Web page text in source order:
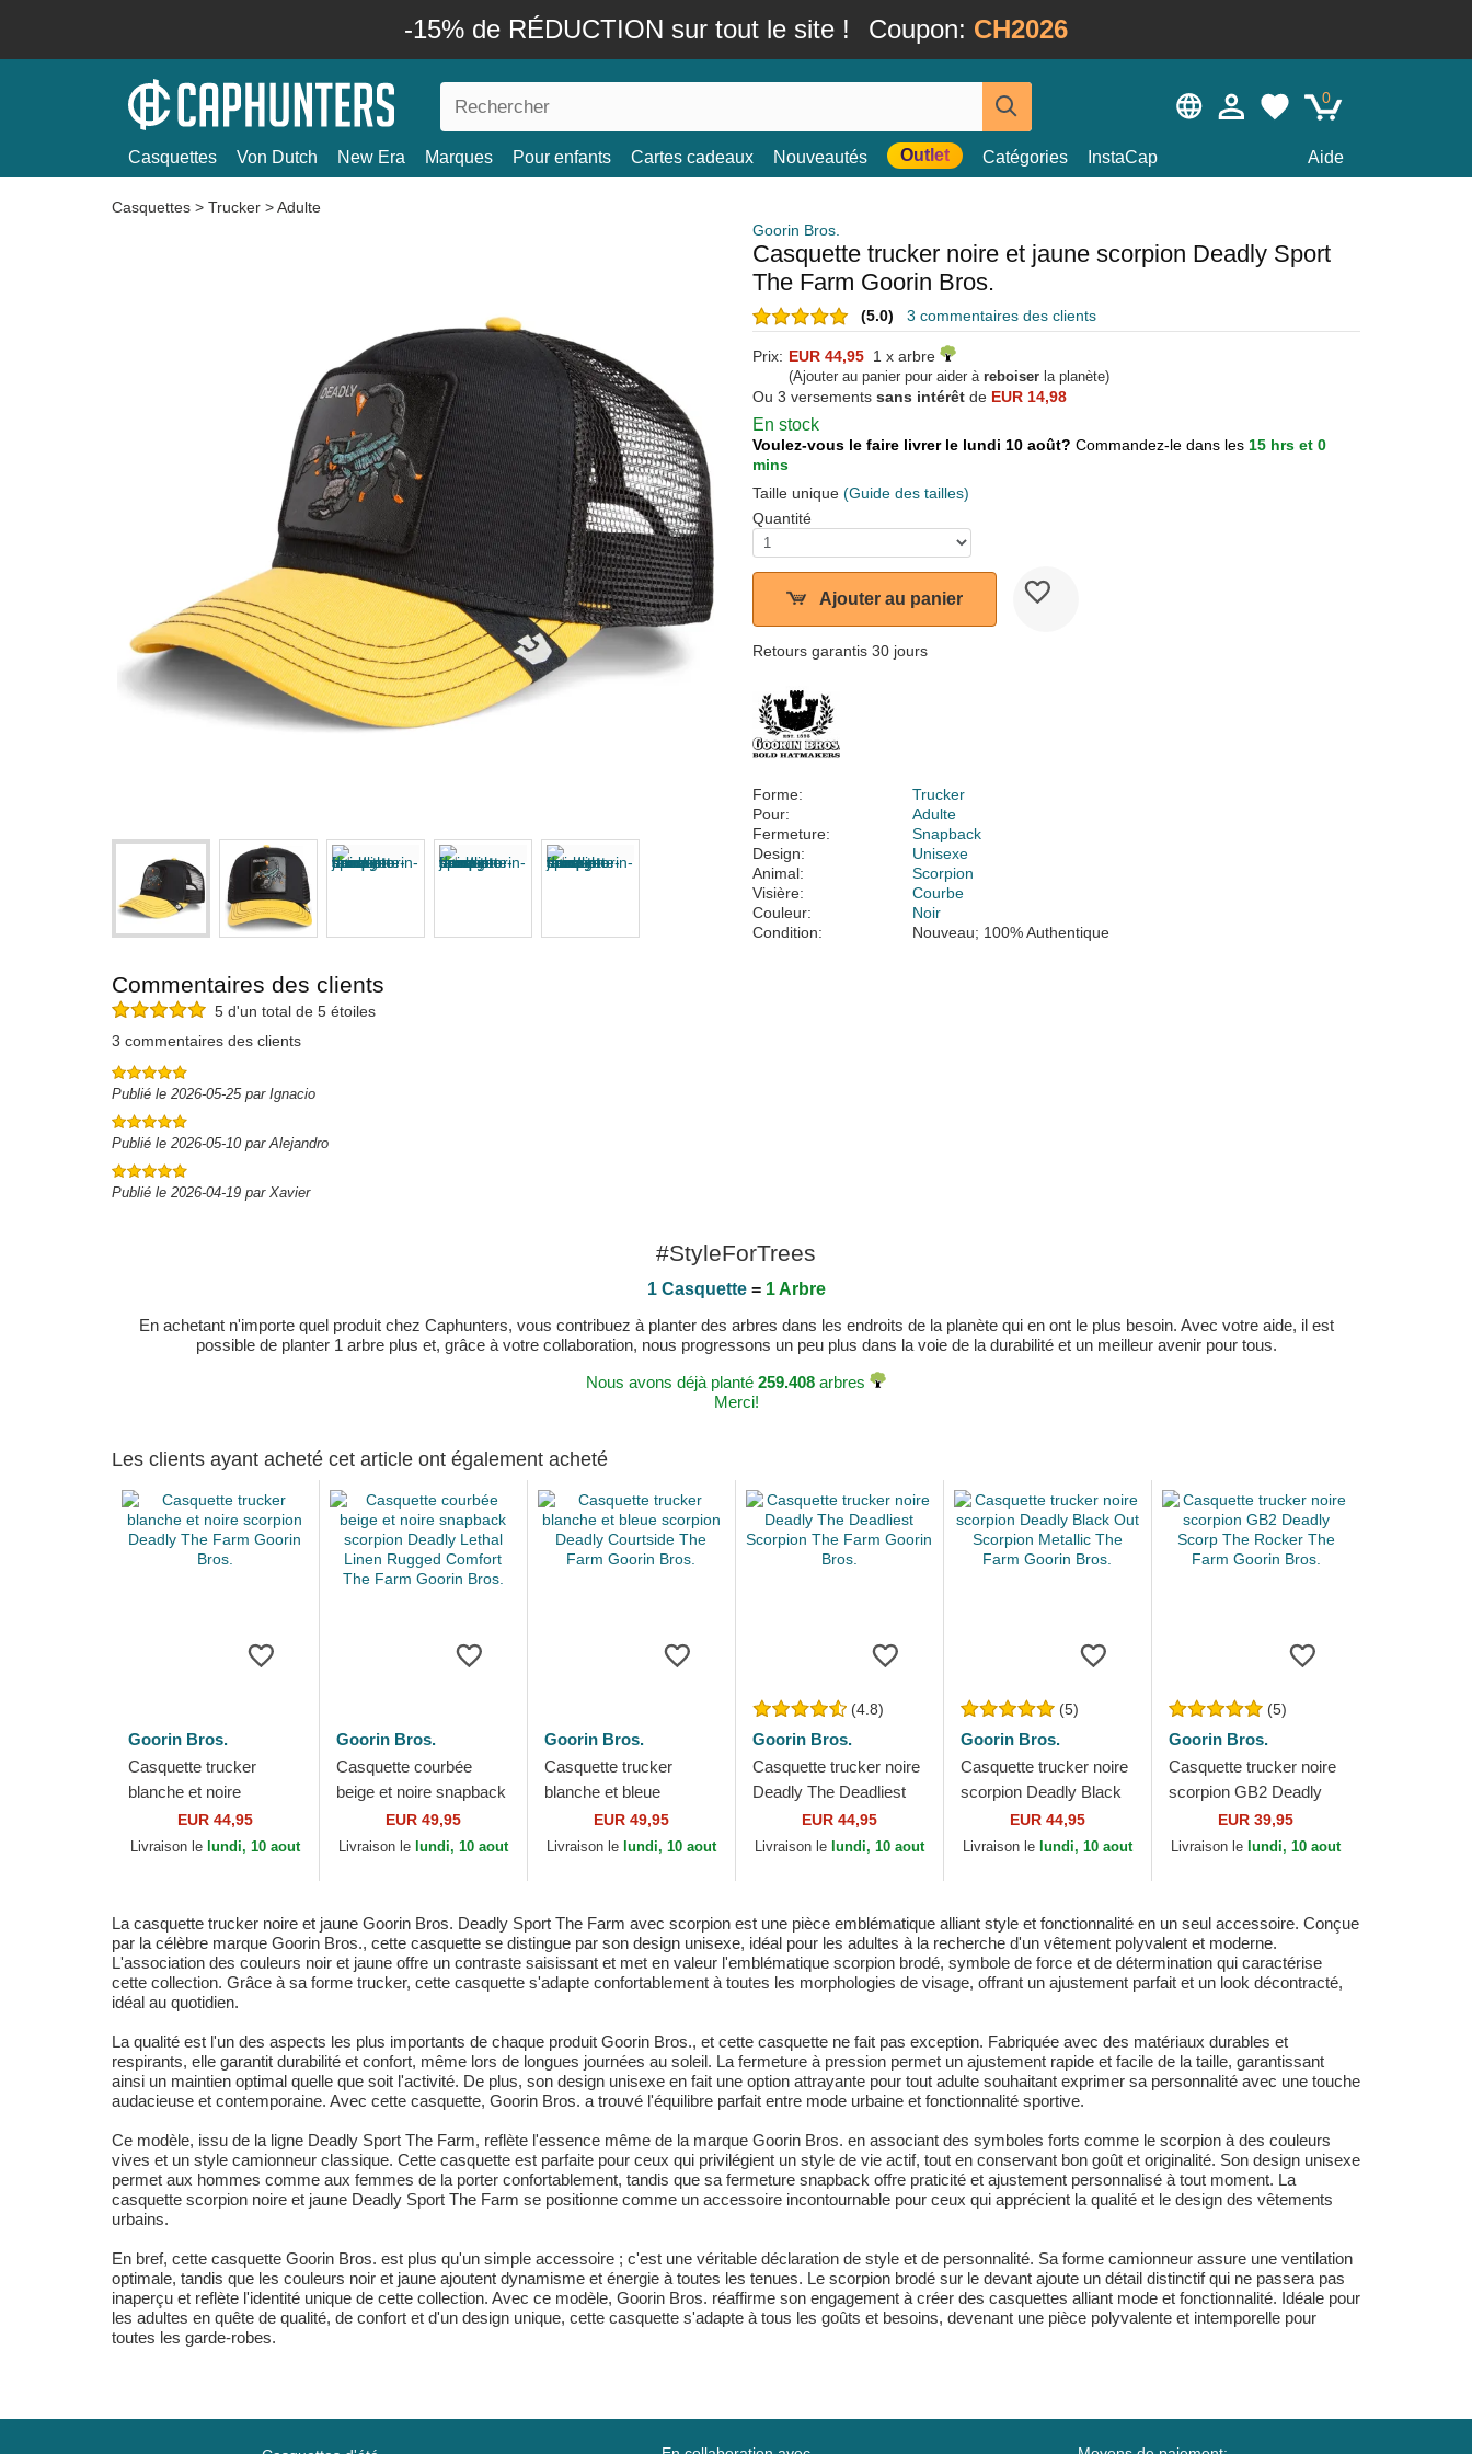
-15% de RÉDUCTION sur tout le site ! Coupon: CH2026
0
Casquettes Von Dutch New Era Marques Pour enfants Cartes cadeaux Nouveautés Outlet Catégories InstaCap Aide
Casquettes > Trucker >Adulte
Goorin Bros.
Casquette trucker noire et jaune scorpion Deadly Sport
The Farm Goorin Bros.
(5.0) 3 commentaires des clients
Prix: EUR 44,95 1 x arbre
(Ajouter au panier pour aider à reboiser la planète)
Ou 3 versements sans intérêt de EUR 14,98
En stock
Voulez-vous le faire livrer le lundi 10 août? Commandez-le dans les 15 hrs et 0
mins
Taille unique (Guide des tailles)
Quantité
Ajouter au panier
Retours garantis 30 jours
Forme:
Trucker
Pour:
Adulte
Fermeture:
Snapback
Design:
Unisexe
Animal:
Scorpion
Visière:
Courbe
Couleur:
Noir
Condition:
Nouveau; 100% Authentique
Commentaires des clients
5 d'un total de 5 étoiles
3 commentaires des clients
Publié le 2026-05-25 par Ignacio
Publié le 2026-05-10 par Alejandro
Publié le 2026-04-19 par Xavier
#StyleForTrees
1 Casquette= 1 Arbre
En achetant n'importe quel produit chez Caphunters, vous contribuez à planter des arbres dans les endroits de la planète qui en ont le plus besoin. Avec votre aide, il est
possible de planter 1 arbre plus et, grâce à votre collaboration, nous progressons un peu plus dans la voie de la durabilité et un meilleur avenir pour tous.
Nous avons déjà planté 259.408 arbres
Merci!
Les clients ayant acheté cet article ont également acheté
Goorin Bros.
Casquette trucker
blanche et noire
scorpion Deadly The
Farm Goorin Bros.
EUR 44,95
Livraison le lundi, 10 aout
Goorin Bros.
Casquette courbée
beige et noire snapback
scorpion Deadly Lethal
Linen Rugged Comfort
EUR 49,95
Livraison le lundi, 10 aout
Goorin Bros.
Casquette trucker
blanche et bleue
scorpion Deadly
Courtside The Farm
EUR 49,95
Livraison le lundi, 10 aout
(4.8)
Goorin Bros.
Casquette trucker noire
Deadly The Deadliest
Scorpion The Farm
Goorin Bros.
EUR 44,95
Livraison le lundi, 10 aout
(5)
Goorin Bros.
Casquette trucker noire
scorpion Deadly Black
Out Scorpion Metallic
The Farm Goorin Bros.
EUR 44,95
Livraison le lundi, 10 aout
(5)
Goorin Bros.
Casquette trucker noire
scorpion GB2 Deadly
Scorp The Rocker The
Farm Goorin Bros.
EUR 39,95
Livraison le lundi, 10 aout
La casquette trucker noire et jaune Goorin Bros. Deadly Sport The Farm avec scorpion est une pièce emblématique alliant style et fonctionnalité en un seul accessoire. Conçue
par la célèbre marque Goorin Bros., cette casquette se distingue par son design unisexe, idéal pour les adultes à la recherche d'un vêtement polyvalent et moderne.
L'association des couleurs noir et jaune offre un contraste saisissant et met en valeur l'emblématique scorpion brodé, symbole de force et de détermination qui caractérise
cette collection. Grâce à sa forme trucker, cette casquette s'adapte confortablement à toutes les morphologies de visage, offrant un ajustement parfait et un look décontracté,
idéal au quotidien.
La qualité est l'un des aspects les plus importants de chaque produit Goorin Bros., et cette casquette ne fait pas exception. Fabriquée avec des matériaux durables et
respirants, elle garantit durabilité et confort, même lors de longues journées au soleil. La fermeture à pression permet un ajustement rapide et facile de la taille, garantissant
ainsi un maintien optimal quelle que soit l'activité. De plus, son design unisexe en fait une option attrayante pour tout adulte souhaitant exprimer sa personnalité avec une touche
audacieuse et contemporaine. Avec cette casquette, Goorin Bros. a trouvé l'équilibre parfait entre mode urbaine et fonctionnalité sportive.
Ce modèle, issu de la ligne Deadly Sport The Farm, reflète l'essence même de la marque Goorin Bros. en associant des symboles forts comme le scorpion à des couleurs
vives et un style camionneur classique. Cette casquette est parfaite pour ceux qui privilégient un style de vie actif, tout en conservant bon goût et originalité. Son design unisexe
permet aux hommes comme aux femmes de la porter confortablement, tandis que sa fermeture snapback offre praticité et ajustement personnalisé à tout moment. La
casquette scorpion noire et jaune Deadly Sport The Farm se positionne comme un accessoire incontournable pour ceux qui apprécient la qualité et le design des vêtements
urbains.
En bref, cette casquette Goorin Bros. est plus qu'un simple accessoire ; c'est une véritable déclaration de style et de personnalité. Sa forme camionneur assure une ventilation
optimale, tandis que les couleurs noir et jaune ajoutent dynamisme et énergie à toutes les tenues. Le scorpion brodé sur le devant ajoute un détail distinctif qui ne passera pas
inaperçu et reflète l'identité unique de cette collection. Avec ce modèle, Goorin Bros. réaffirme son engagement à créer des casquettes alliant mode et fonctionnalité. Idéale pour
les adultes en quête de qualité, de confort et d'un design unique, cette casquette s'adapte à tous les goûts et besoins, devenant une pièce polyvalente et intemporelle pour
toutes les garde-robes.